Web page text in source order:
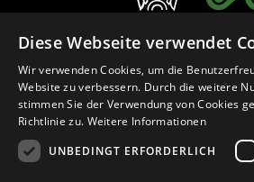
Deutsch
Diese Webseite verwendet
Wir verwenden Cookies, um die
Website zu verbessern. Durch die weitere
stimmen Sie der Verwendung von Cookies
Richtlinie zu. Weitere Informationen
UNBEDINGT ERFORDERLICH